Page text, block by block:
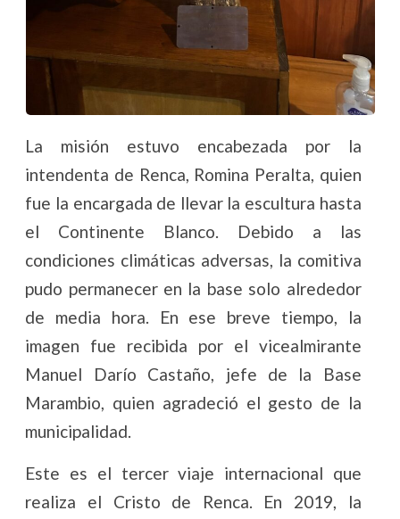
La misión estuvo encabezada por la
intendenta de Renca, Romina Peralta, quien
fue la encargada de llevar la escultura hasta
el Continente Blanco. Debido a las
condiciones climáticas adversas, la comitiva
pudo permanecer en la base solo alrededor
de media hora. En ese breve tiempo, la
imagen fue recibida por el vicealmirante
Manuel Darío Castaño, jefe de la Base
Marambio, quien agradeció el gesto de la
municipalidad.
Este es el tercer viaje internacional que
realiza el Cristo de Renca. En 2019, la